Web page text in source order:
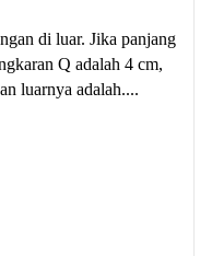
di luar. Jika panjang
Q adalah 4 cm,
luarnya adalah....